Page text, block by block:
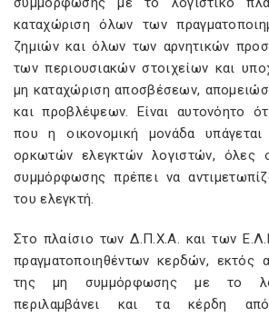
καταχώριση όλων των
ζημιών και όλων των αρνητικών
των περιουσιακών στοιχείων και
μη καταχώριση αποσβέσεων,
και προβλέψεων. Είναι αυτονόητο
που η οικονομική μονάδα
ορκωτών ελεγκτών λογιστών, όλες
συμμόρφωσης πρέπει να
του ελεγκτή.
Στο πλαίσιο των Δ.Π.Χ.Α. και των
πραγματοποιηθέντων κερδών, εκτός
της μη συμμόρφωσης με το
περιλαμβάνει και τα κέρδη